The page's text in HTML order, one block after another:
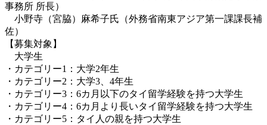
事務所 所長）
小野寺（宮脇）麻希子氏（外務省南東アジア第一課課長補
佐）
【募集対象】
大学生
・カテゴリー1：大学2年生
・カテゴリー2：大学3、4年生
・カテゴリー3：6カ月以下のタイ留学経験を持つ大学生
・カテゴリー4：6カ月より長いタイ留学経験を持つ大学生
・カテゴリー5：タイ人の親を持つ大学生